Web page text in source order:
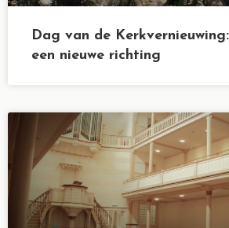
Dag van de
een nieuwe richting